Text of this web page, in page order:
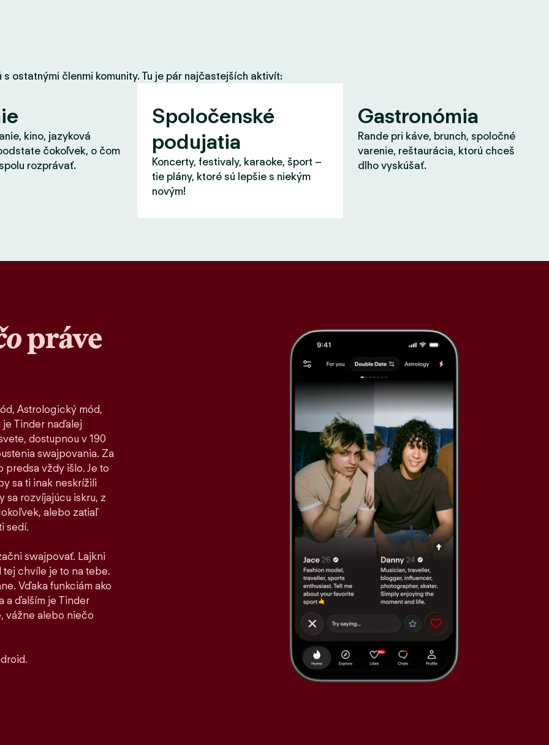
ostatnými členmi komunity. Tu je pár najčastejších aktivít:
kino, jazyková
čokoľvek, o čom
rozprávať.
Spoločenské
podujatia
Koncerty, festivaly, karaoke, šport –
tie plány, ktoré sú lepšie s niekým
novým!
Gastronómia
Rande pri káve, brunch, spoločné
varenie, reštaurácia, ktorú chceš
dlho vyskúšať.
práve
Astrologický mód,
je Tinder naďalej
dostupnou v 190
swajpovania. Za
vždy išlo. Je to
sa ti inak neskrížili
sa rozvíjajúcu iskru, z
alebo zatiaľ
sedí.
swajpovať. Lajkni
tej chvíle je to na tebe.
Vďaka funkciám ako
a ďalším je Tinder
vážne alebo niečo